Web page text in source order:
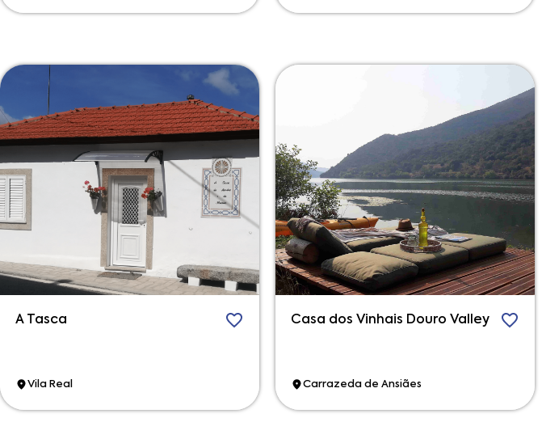
A Tasca
Vila Real
Casa dos Vinhais Douro Valley
Carrazeda de Ansiães